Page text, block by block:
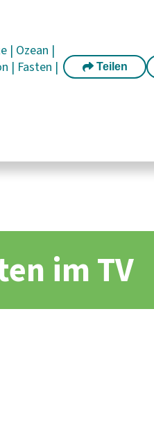
| Ozean |
| Fasten |
Teilen
im TV